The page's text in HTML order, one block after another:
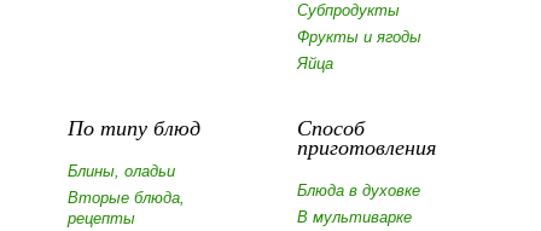
Субпродукты
Фрукты и ягоды
Яйца
По типу блюд
Блины, оладьи
Вторые блюда,
рецепты
Способ
приготовления
Блюда в духовке
В мультиварке